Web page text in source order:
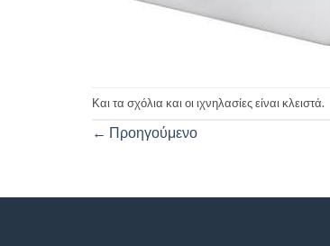
Και τα σχόλια και οι ιχνηλασίες είναι κλειστά.
← Προηγούμενο